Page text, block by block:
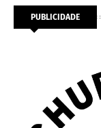
PUBLICIDADE